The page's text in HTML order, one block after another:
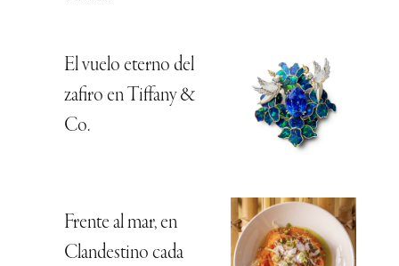
El vuelo eterno del
zafiro en Tiffany &
Co.
Frente al mar, en
Clandestino cada